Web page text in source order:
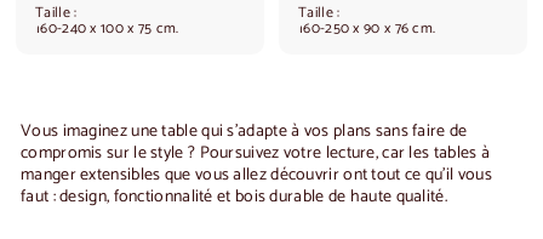
0
Taille :
160-240 x 100 x 75 cm. 0
Taille :
160-250 x 90 x 76 cm.
Vous imaginez une table qui s'adapte à vos plans sans faire de
compromis sur le style ? Poursuivez votre lecture, car lestables à
manger extensiblesque vous allez découvrir ont tout ce qu'il vous
faut : design, fonctionnalité et bois durable de haute qualité.